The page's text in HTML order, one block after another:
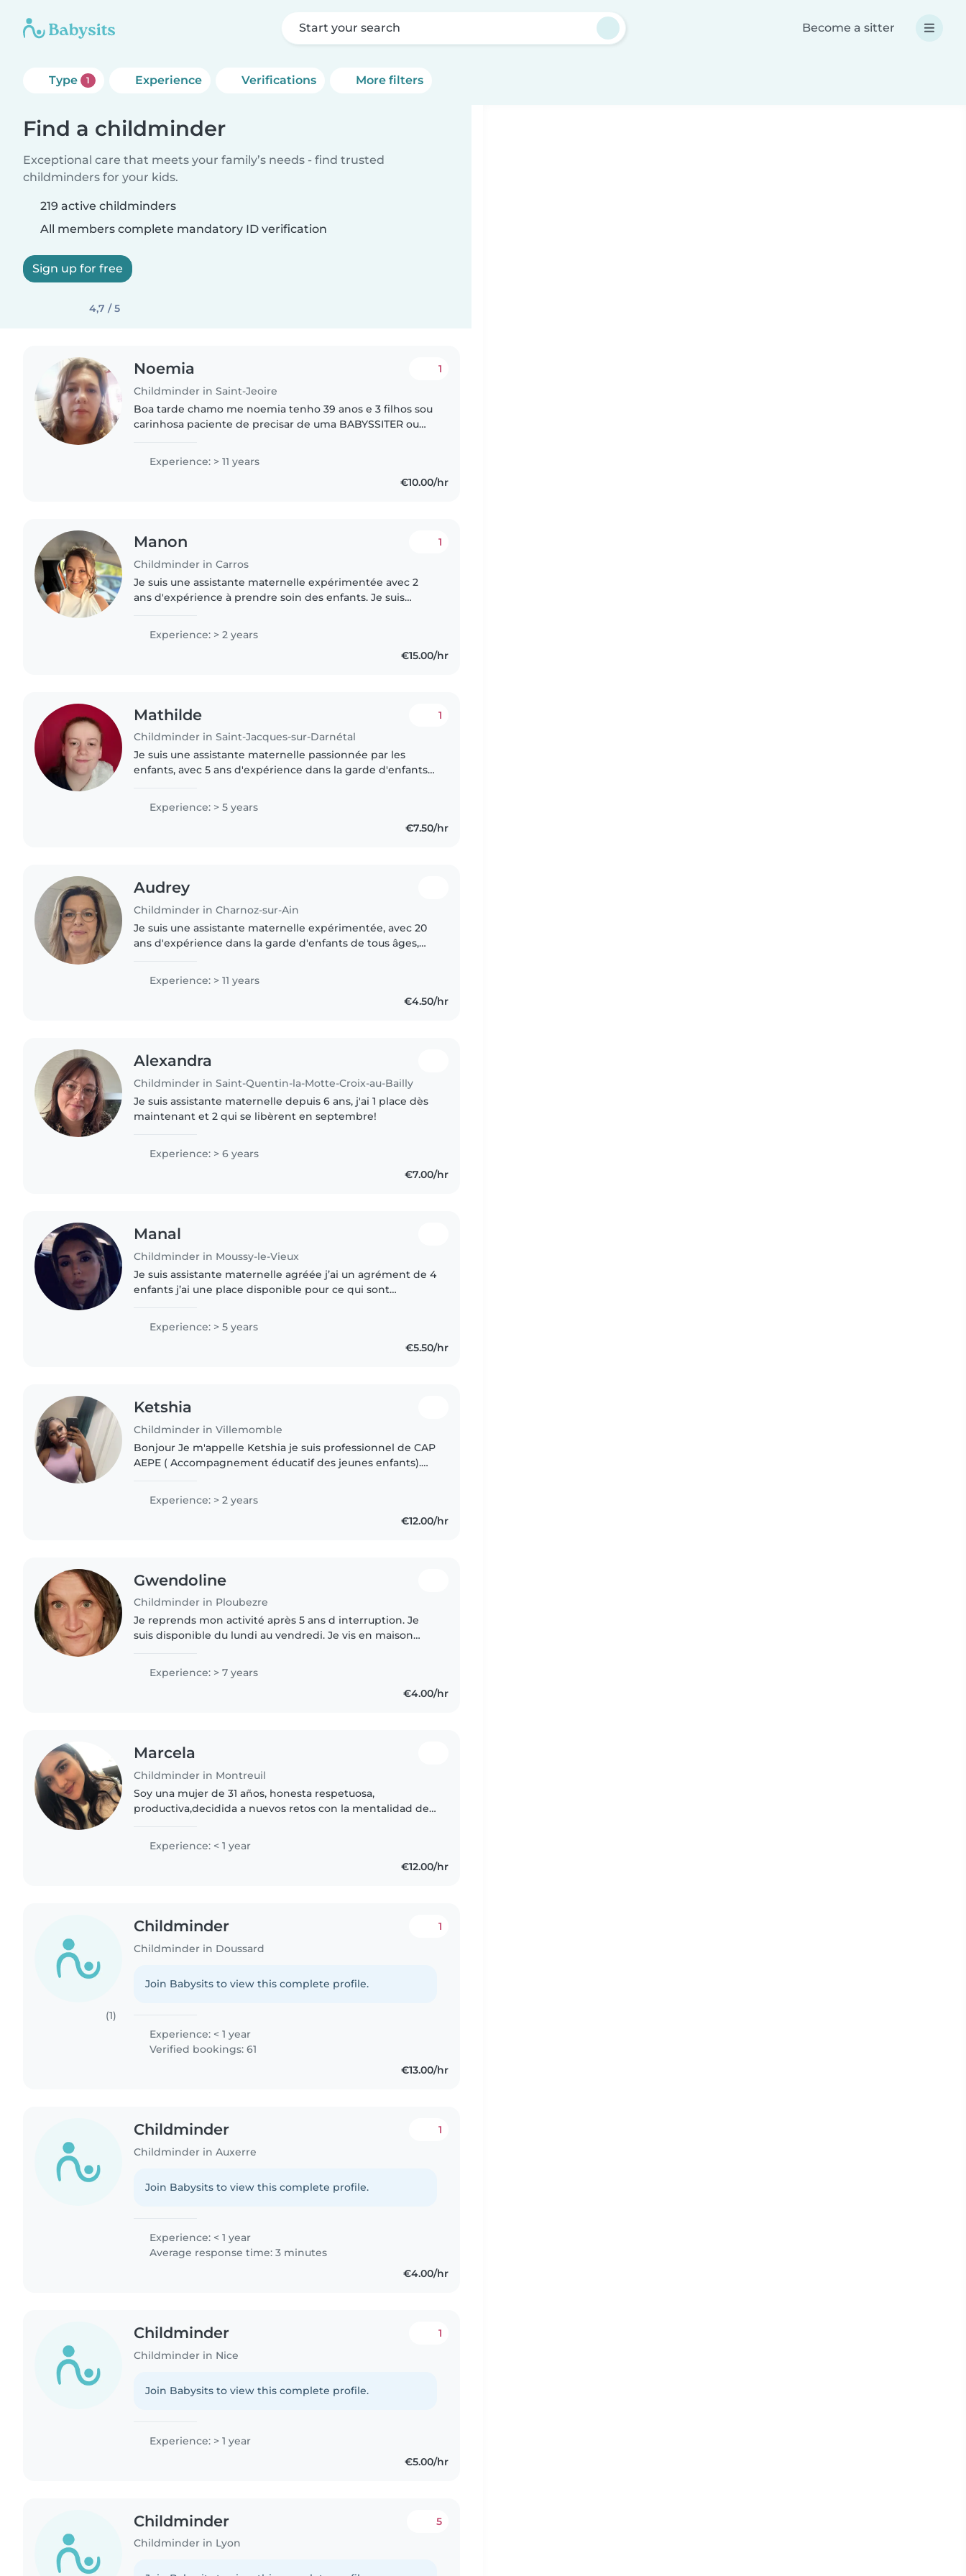
Start your search Become a sitter
Type 1 Experience Verifications More filters
Find a childminder
Exceptional care that meets your family’s needs - find trusted
childminders for your kids.
219 active childminders
All members complete mandatory ID verification
Sign up for free
4,7 / 5
Noemia
Childminder in Saint-Jeoire
1
Boa tarde chamo me noemia tenho 39 anos e 3 filhos sou
carinhosa paciente de precisar de uma BABYSSITER ou
ocupar dos seus filhos..
Experience: > 11 years
€10.00/hr
Manon
Childminder in Carros
1
Je suis une assistante maternelle expérimentée avec 2
ans d'expérience à prendre soin des enfants. Je suis
Experience: > 2 years
€15.00/hr
Mathilde
Childminder in Saint-Jacques-sur-Darnétal
1
Je suis une assistante maternelle passionnée par les
enfants, avec 5 ans d'expérience dans la garde d'enfants
et je parle..
Experience: > 5 years
€7.50/hr
Audrey
Childminder in Charnoz-sur-Ain
Je suis une assistante maternelle expérimentée, avec 20
ans d'expérience dans la garde d'enfants de tous âges,
et j'ai un..
Experience: > 11 years
€4.50/hr
Alexandra
Childminder in Saint-Quentin-la-Motte-Croix-au-Bailly
Je suis assistante maternelle depuis 6 ans, j'ai 1 place dès
maintenant et 2 qui se libèrent en septembre!
Experience: > 6 years
€7.00/hr
Manal
Childminder in Moussy-le-Vieux
Je suis assistante maternelle agréée j’ai un agrément de 4
enfants j’ai une place disponible pour ce qui sont
indiqué sur le site..
Experience: > 5 years
€5.50/hr
Ketshia
Childminder in Villemomble
Bonjour Je m'appelle Ketshia je suis professionnel de CAP
AEPE ( Accompagnement éducatif des jeunes enfants).
Experience: > 2 years
€12.00/hr
Gwendoline
Childminder in Ploubezre
Je reprends mon activité après 5 ans d interruption. Je
suis disponible du lundi au vendredi. Je vis en maison
fonction des..
Experience: > 7 years
€4.00/hr
Marcela
Childminder in Montreuil
Soy una mujer de 31 años, honesta respetuosa,
productiva,decidida a nuevos retos con la mentalidad de
responsable y muy puntual quisiera..
Experience: < 1 year
€12.00/hr
(1)
Childminder
Childminder in Doussard
1
Join Babysits to view this complete profile.
Experience: < 1 year
Verified bookings: 61
€13.00/hr
Childminder
Childminder in Auxerre
1
Join Babysits to view this complete profile.
Experience: < 1 year
Average response time: 3 minutes
€4.00/hr
Childminder
Childminder in Nice
1
Join Babysits to view this complete profile.
Experience: > 1 year
€5.00/hr
Childminder
Childminder in Lyon
5